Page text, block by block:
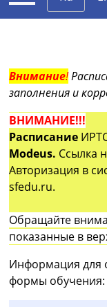
Внимание!
заполнения и
ВНИМАНИЕ!!!
Расписание
Modeus. Ссылка
Авторизация в
sfedu.ru.
Обращайте
показанные в
Информация для
формы обучения: